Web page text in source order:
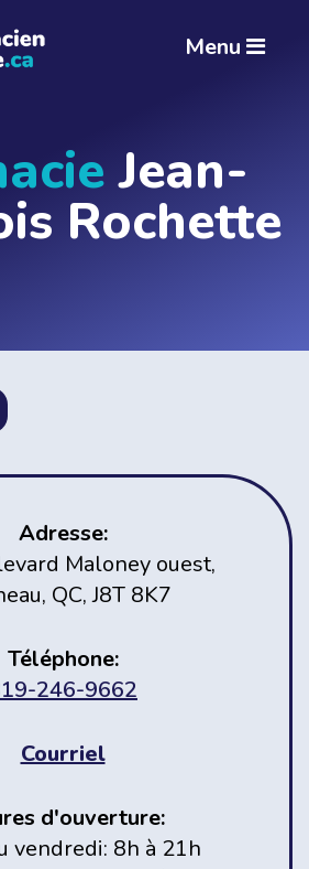
Menu
Jean-
Rochette
Adresse:
Maloney ouest,
QC, J8T 8K7
Téléphone:
246-9662
Courriel
d'ouverture:
vendredi: 8h à 21h